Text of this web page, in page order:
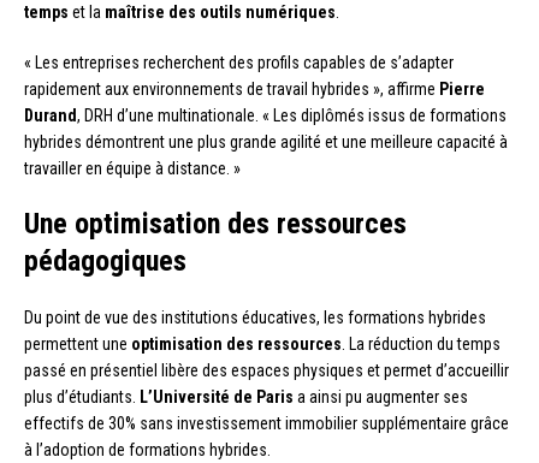
temps et la maîtrise des outils numériques
« Les entreprises recherchent des profils capables de s’adapter
rapidement aux environnements de travail hybrides », affirme Pierre
Durand, DRH d’une multinationale. « Les diplômés issus de formations
hybrides démontrent une plus grande agilité et une meilleure capacité à
travailler en équipe à distance. »
Une optimisation des ressources
pédagogiques
Du point de vue des institutions éducatives, les formations hybrides
permettent une optimisation des ressources . La réduction du temps
passé en présentiel libère des espaces physiques et permet d’accueillir
plus d’étudiants.
L’Université de Paris a ainsi pu augmenter ses
effectifs de 30% sans investissement immobilier supplémentaire grâce
à l’adoption de formations hybrides.